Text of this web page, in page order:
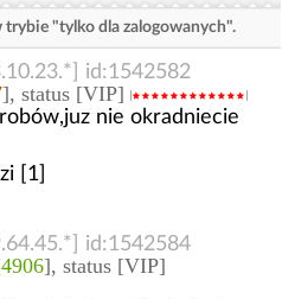
trybie "tylko dla zalogowanych".
id:1542582
], status [VIP]
nie okradniecie
[1]
id:1542584
4906], status [VIP]